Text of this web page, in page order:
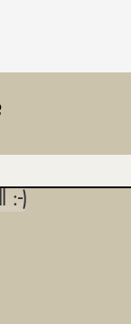
:-)